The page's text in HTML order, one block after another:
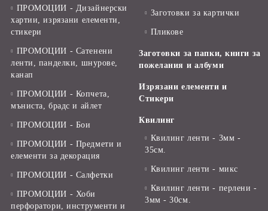
ПРОМОЦИИ - Дизайнерски
хартии, изрязани елементи,
стикери
ПРОМОЦИИ - Сатенени
ленти, панделки, шнурове,
канап
ПРОМОЦИИ - Копчета,
мъниста, брадс и айлет
ПРОМОЦИИ - Бои
ПРОМОЦИИ - Предмети и
елементи за декорация
ПРОМОЦИИ - Салфетки
ПРОМОЦИИ - Хоби
перфоратори, инструменти и
Заготовки за картички
Пликове
Заготовки за папки, книги за
пожелания и албуми
Изрязани елементи и
Стикери
Квилинг
Квилинг ленти - 3мм -
35см.
Квилинг ленти - микс
Квилинг ленти - перлени -
3мм - 30см.